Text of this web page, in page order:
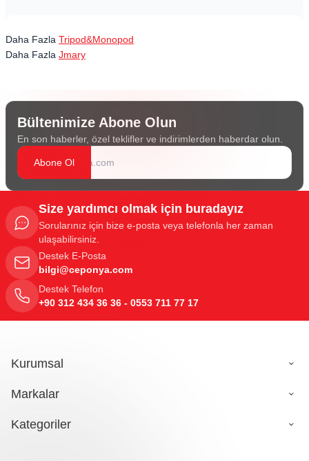
Daha Fazla Tripod&Monopod
Daha Fazla Jmary
Bültenimize Abone Olun
En son haberler, özel teklifler ve indirimlerden haberdar olun.
Abone Ol
Size yardımcı olmak için buradayız
Sorularınız için bize e-posta veya telefonla her zaman
ulaşabilirsiniz.
Destek E-Posta
bilgi@ceponya.com
Destek Telefon
+90 312 434 36 36 - 0553 711 77 17
Kurumsal
Markalar
Kategoriler